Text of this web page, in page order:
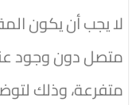
لا يجب أن يكون
متصل دون وجود
متفرعة، وذلك